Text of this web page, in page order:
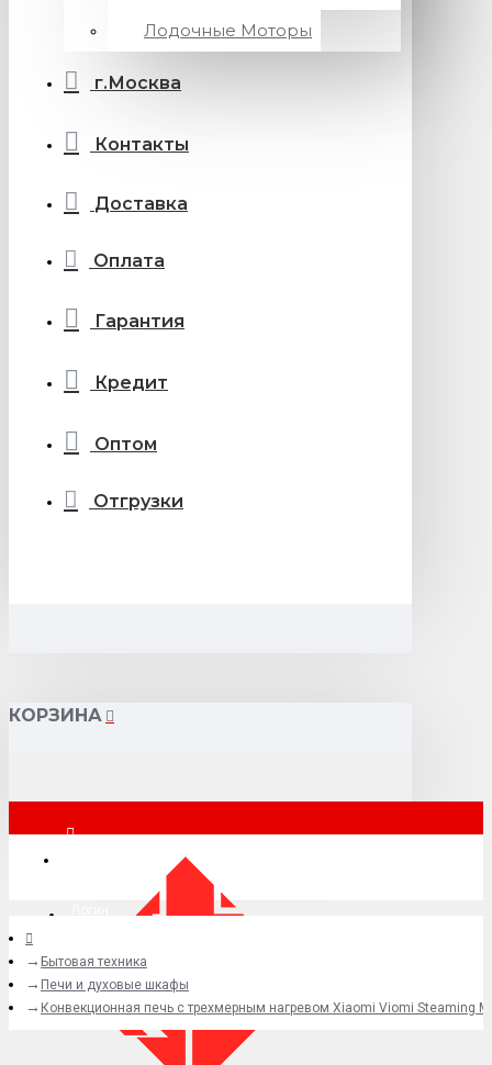
Лодочные Моторы
г.Москва
Контакты
Доставка
Оплата
Гарантия
Кредит
Оптом
Отгрузки
КОРЗИНА
+7 (495) 015-41-41
Бытовая техника
Печи и духовые шкафы
Конвекционная печь с трехмерным нагревом Xiaomi Viomi Steaming